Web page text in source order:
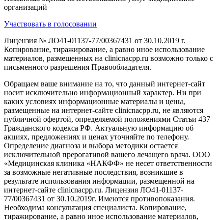
организаций
Участвовать в голосовании
Лицензия № ЛО41-01137-77/00367431 от 30.10.2019 г.
Копирование, тиражирование, а равно иное использование
материалов, размещенных на clinicnacpp.ru возможно только с
письменного разрешения Правообладателя.
Обращаем ваше внимание на то, что данный интернет-сайт
носит исключительно информационный характер. Ни при
каких условиях информационные материалы и цены,
размещенные на интернет-сайте clinicnacpp.ru, не являются
публичной офертой, определяемой положениями Статьи 437
Гражданского кодекса РФ. Актуальную информацию об
акциях, предложениях и ценах уточняйте по телефону.
Определение диагноза и выбора методики остается
исключительной прерогативой вашего лечащего врача. ООО
«Медицинская клиника «НАКФФ» не несет ответственности
за возможные негативные последствия, возникшие в
результате использования информации, размещенной на
интернет-сайте clinicnacpp.ru. Лицензия ЛО41-01137-
77/00367431 от 30.10.2019г. Имеются противопоказания.
Необходима консультация специалиста. Копирование,
тиражирование, а равно иное использование материалов,